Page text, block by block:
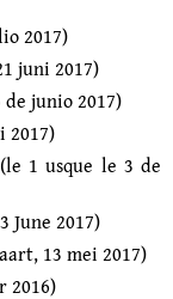
2017)
juni 2017)
de junio 2017)
2017)
1 usque le 3 de
June 2017)
13 mei 2017)
2016)